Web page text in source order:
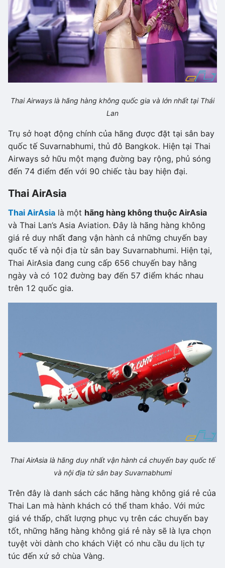
Thai Airways là hãng hàng không quốc gia và lớn nhất tại Thái
Lan
Trụ sở hoạt động chính của hãng được đặt tại sân bay
quốc tế Suvarnabhumi, thủ đô Bangkok. Hiện tại Thai
Airways sở hữu một mạng đường bay rộng, phủ sóng
đến 74 điểm đến với 90 chiếc tàu bay hiện đại.
Thai AirAsia
Thai AirAsia là một hãng hàng không thuộc AirAsia
và Thai Lan’s Asia Aviation. Đây là hãng hàng không
giá rẻ duy nhất đang vận hành cả những chuyến bay
quốc tế và nội địa từ sân bay Suvarnabhumi. Hiện tại,
Thai AirAsia đang cung cấp 656 chuyến bay hằng
ngày và có 102 đường bay đến 57 điểm khác nhau
trên 12 quốc gia.
Thai AirAsia là hãng duy nhất vận hành cả chuyến bay quốc tế
và nội địa từ sân bay Suvarnabhumi
Trên đây là danh sách các hãng hàng không giá rẻ của
Thai Lan mà hành khách có thể tham khảo. Với mức
giá vé thấp, chất lượng phục vụ trên các chuyến bay
tốt, những hãng hàng không giá rẻ này sẽ là lựa chọn
tuyệt vời dành cho khách Việt có nhu cầu du lịch tự
túc đến xứ sở chùa Vàng.